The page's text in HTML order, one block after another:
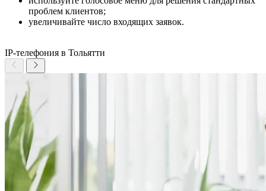
проблем клиентов;
увеличивайте число входящих заявок.
IP-телефония в Тольятти